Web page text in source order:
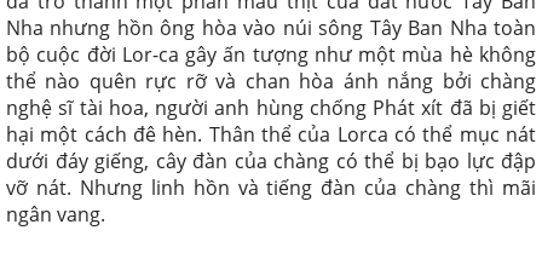
Nha nhưng hồn ông hòa vào núi sông Tây Ban Nha toàn
bộ cuộc đời Lor-ca gây ấn tượng như một mùa hè không
thể nào quên rực rỡ và chan hòa ánh nắng bởi chàng
nghệ sĩ tài hoa, người anh hùng chống Phát xít đã bị giết
hại một cách đê hèn. Thân thể của Lorca có thể mục nát
dưới đáy giếng, cây đàn của chàng có thể bị bạo lực đập
vỡ nát. Nhưng linh hồn và tiếng đàn của chàng thì mãi
ngân vang.